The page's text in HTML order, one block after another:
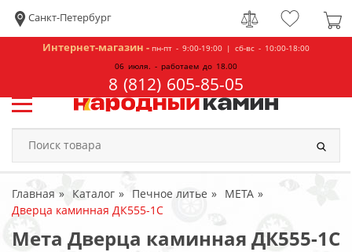
Санкт-Петербург
Интернет-магазин - пн-пт - 9:00-19:00 | сб-вс - 10:00-18:00
06 июля. - работаем до 18.00
8 (812) 605-85-05
Главная Каталог Печное литье
МЕТА
Дверца каминная ДК555-1С
Мета Дверца каминная ДК555-1С